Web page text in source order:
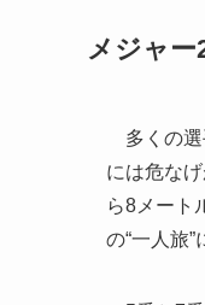
メジャー
多くの選
には危な
ら8メート
の“一人旅”